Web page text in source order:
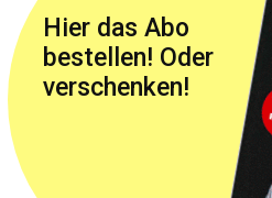
Hier das Abo
bestellen! Oder
verschenken!